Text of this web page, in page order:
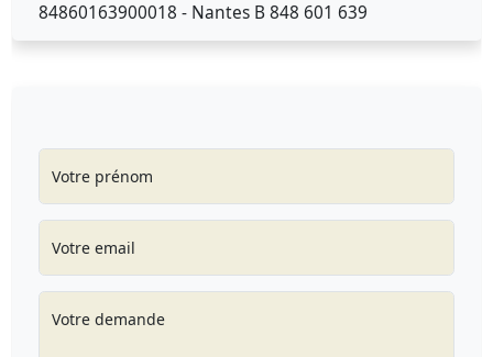
84860163900018 - Nantes B 848 601 639
Votre prénom
Votre email
Votre demande